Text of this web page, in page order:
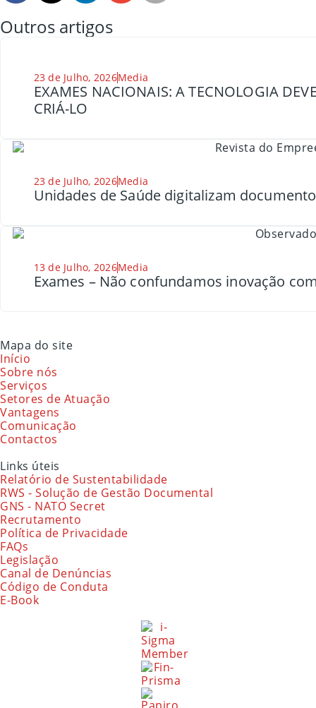
Outros artigos
23 de Julho, 2026Media
EXAMES NACIONAIS: A TECNOLOGIA
CRIÁ-LO
23 de Julho, 2026Media
Unidades de Saúde digitalizam
13 de Julho, 2026Media
Exames – Não confundamos inovação
Mapa do site
Início
Sobre nós
Serviços
Setores de Atuação
Vantagens
Comunicação
Contactos
Links úteis
Relatório de Sustentabilidade
RWS - Solução de Gestão Documental
GNS - NATO Secret
Recrutamento
Política de Privacidade
FAQs
Legislação
Canal de Denúncias
Código de Conduta
E-Book